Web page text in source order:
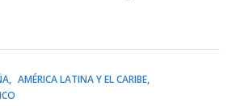
AMÉRICA LATINA Y EL CARIBE